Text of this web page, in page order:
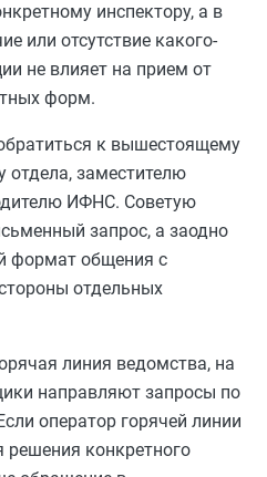
инспектору, а в
или отсутствие какого-
не влияет на прием от
форм.
к вышестоящему
отдела, заместителю
ИФНС. Советую
запрос, а заодно
формат общения с
отдельных
линия ведомства, на
направляют запросы по
оператор горячей линии
конкретного